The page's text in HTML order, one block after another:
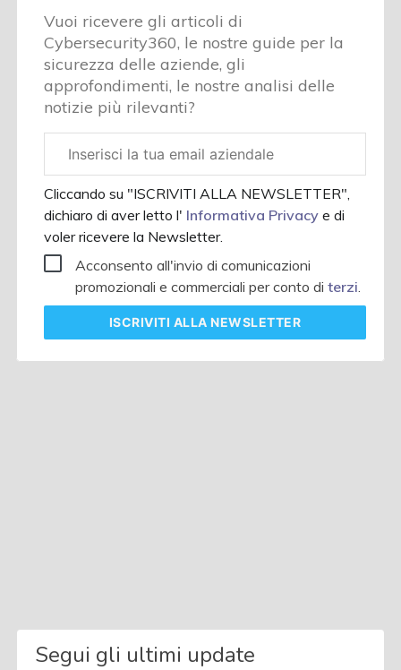
Vuoi ricevere gli articoli di
Cybersecurity360, le nostre guide per la
sicurezza delle aziende, gli
approfondimenti, le nostre analisi delle
notizie più rilevanti?
aziendale
Cliccando su "ISCRIVITI ALLA NEWSLETTER",
dichiaro di aver letto l' Informativa Privacye di
voler ricevere la Newsletter.
Acconsento all'invio di comunicazioni
promozionali e commerciali per conto diterzi
ISCRIVITI ALLA NEWSLETTER
Segui gli ultimi update